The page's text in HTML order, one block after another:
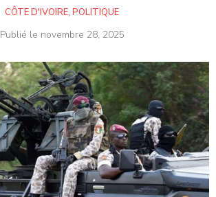
CÔTE D'IVOIRE, POLITIQUE
Publié le novembre 28, 2025